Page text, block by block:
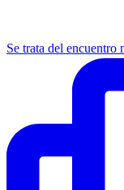
Se trata del encuentro